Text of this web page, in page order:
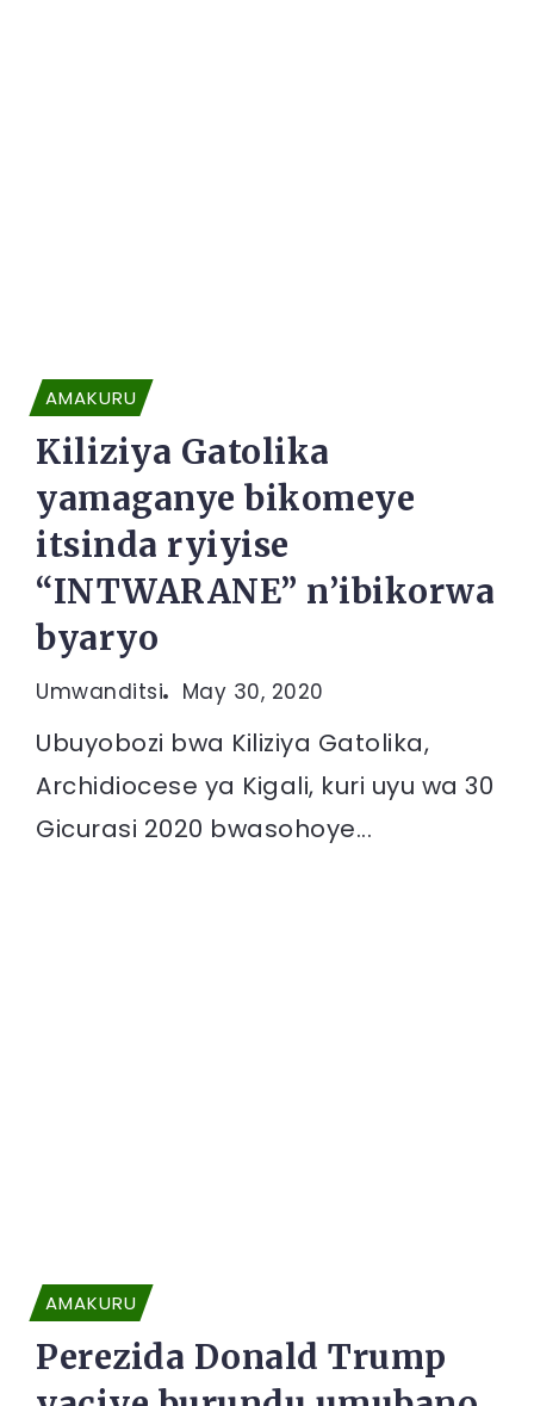
AMAKURU
Kiliziya Gatolika
yamaganye bikomeye
itsinda ryiyise
“INTWARANE” n’ibikorwa
byaryo
Umwanditsi May 30, 2020
Ubuyobozi bwa Kiliziya Gatolika,
Archidiocese ya Kigali, kuri uyu wa 30
Gicurasi 2020 bwasohoye...
AMAKURU
Perezida Donald Trump